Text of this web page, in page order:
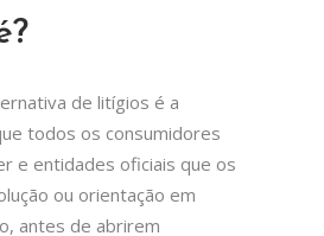
de litígios é a
todos os consumidores
e entidades oficiais que os
ou orientação em
antes de abrirem